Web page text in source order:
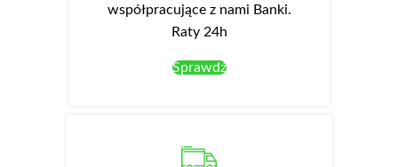
współpracujące z nami Banki.
Raty 24h
Sprawdź